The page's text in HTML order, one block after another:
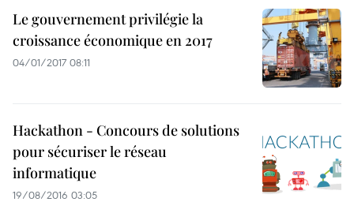
Le gouvernement privilégie la
croissance économique en 2017
04/01/2017 08:11
Hackathon - Concours de solutions
pour sécuriser le réseau
informatique
19/08/2016 03:05